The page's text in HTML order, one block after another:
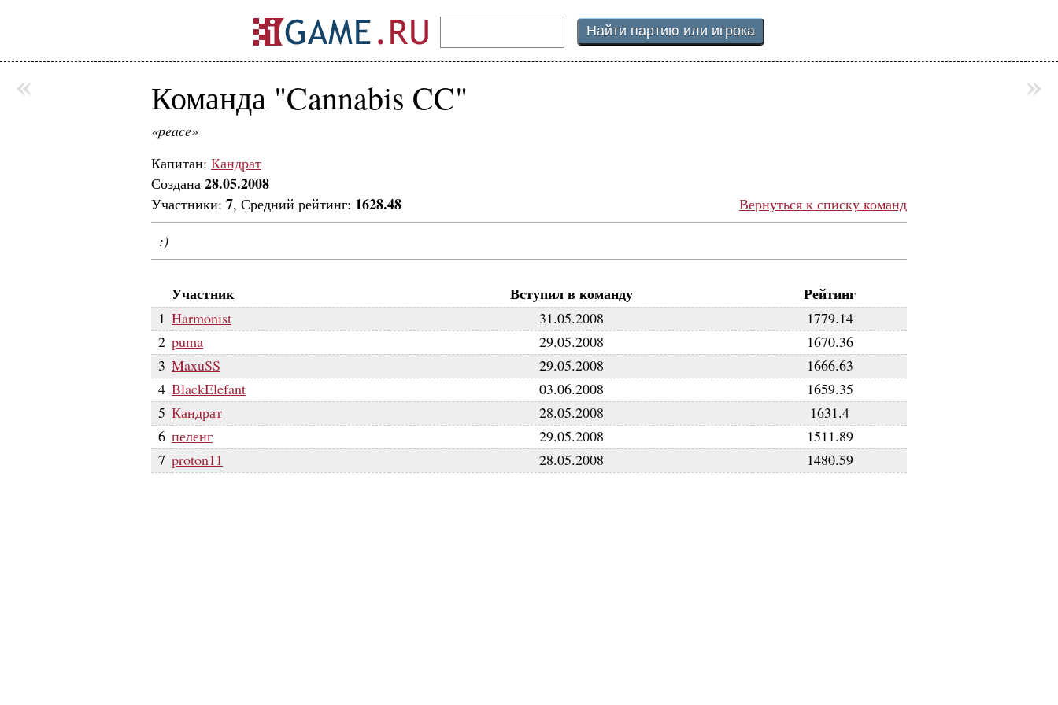
Команда "Cannabis CC"
«peace»
Капитан: Кандрат
Создана 28.05.2008
Участники: 7, Средний рейтинг: 1628.48
Вернуться к списку команд
:)
Участник Вступил в команду Рейтинг
1 Harmonist 31.05.2008
1779.14
2 puma 29.05.2008
1670.36
3 MaxuSS 29.05.2008
1666.63
4 BlackElefant 03.06.2008
1659.35
5 Кандрат 28.05.2008
1631.4
6 пеленг 29.05.2008
1511.89
7 proton11 28.05.2008 1480.59
« »